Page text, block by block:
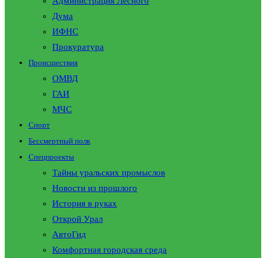
Дума
ИФНС
Прокуратура
Происшествия
ОМВД
ГАИ
МЧС
Спорт
Бессмертный полк
Спецпроекты
Тайны уральских промыслов
Новости из прошлого
История в руках
Открой Урал
АвтоГид
Комфортная городская среда